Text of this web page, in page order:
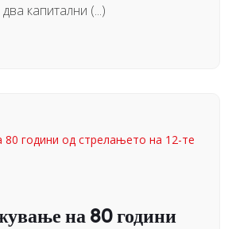
два капитални (...)
на 80 години